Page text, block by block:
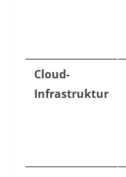
Cloud-
Infrastruktur